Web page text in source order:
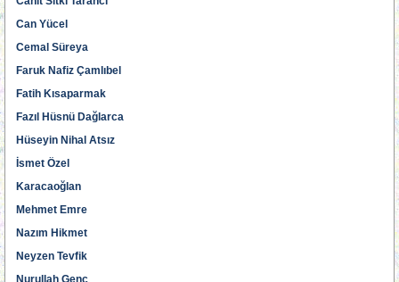
Can Yücel
Cemal Süreya
Faruk Nafiz Çamlıbel
Fatih Kısaparmak
Fazıl Hüsnü Dağlarca
Hüseyin Nihal Atsız
İsmet Özel
Karacaoğlan
Mehmet Emre
Nazım Hikmet
Neyzen Tevfik
Nurullah Genç